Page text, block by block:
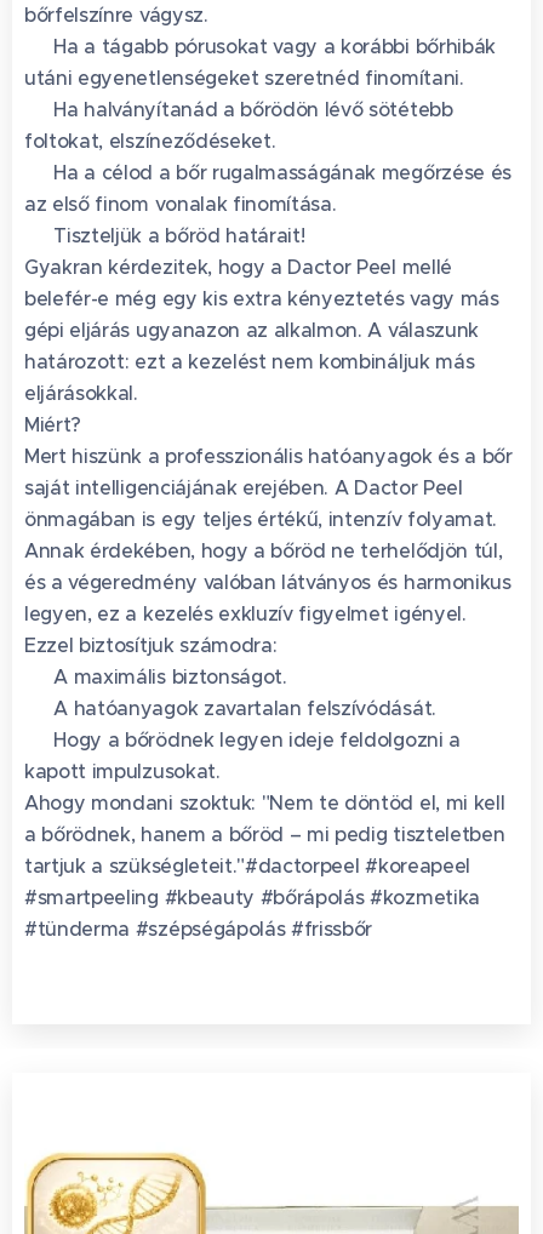
bőrfelszínre vágysz.
✅ Ha a tágabb pórusokat vagy a korábbi bőrhibák
utáni egyenetlenségeket szeretnéd finomítani.
✅ Ha halványítanád a bőrödön lévő sötétebb
foltokat, elszíneződéseket.
✅ Ha a célod a bőr rugalmasságának megőrzése és
az első finom vonalak finomítása.
💎 Tiszteljük a bőröd határait! 💎
Gyakran kérdezitek, hogy a Dactor Peel mellé
belefér-e még egy kis extra kényeztetés vagy más
gépi eljárás ugyanazon az alkalmon. A válaszunk
határozott: ezt a kezelést nem kombináljuk más
eljárásokkal.
Miért?
Mert hiszünk a professzionális hatóanyagok és a bőr
saját intelligenciájának erejében. A Dactor Peel
önmagában is egy teljes értékű, intenzív folyamat.
Annak érdekében, hogy a bőröd ne terhelődjön túl,
és a végeredmény valóban látványos és harmonikus
legyen, ez a kezelés exkluzív figyelmet igényel.
Ezzel biztosítjuk számodra:
✅ A maximális biztonságot.
✅ A hatóanyagok zavartalan felszívódását.
✅ Hogy a bőrödnek legyen ideje feldolgozni a
kapott impulzusokat.
Ahogy mondani szoktuk: "Nem te döntöd el, mi kell
a bőrödnek, hanem a bőröd – mi pedig tiszteletben
tartjuk a szükségleteit."#dactorpeel #koreapeel
#smartpeeling #kbeauty #bőrápolás #kozmetika
#tünderma #szépségápolás #frissbőr